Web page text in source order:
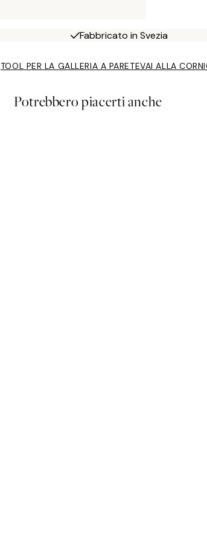
Fabbricato in Svezia
TOOL PER LA GALLERIA A PARETEVAI ALLA
Potrebbero piacerti anche